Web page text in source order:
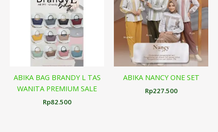
ABIKA BAG BRANDY L TAS
WANITA PREMIUM SALE
Rp82.500
ABIKA NANCY ONE SET
Rp227.500